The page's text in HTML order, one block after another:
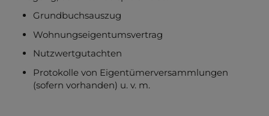
Grundbuchsauszug
Wohnungseigentumsvertrag
Nutzwertgutachten
Protokolle von Eigentümerversammlungen
(sofern vorhanden) u. v. m.